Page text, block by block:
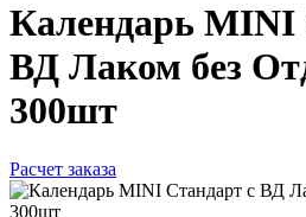
Календарь MINI
ВД Лаком без
300шт
Расчет заказа